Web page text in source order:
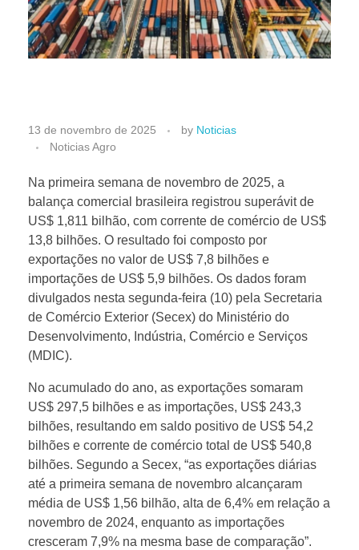
B
r
a
s
i
l
t
e
m
s
13 de novembro de 2025 by Noticias
Noticias Agro
Na primeira semana de novembro de 2025, a
balança comercial brasileira registrou superávit de
US$ 1,811 bilhão, com corrente de comércio de US$
13,8 bilhões. O resultado foi composto por
exportações no valor de US$ 7,8 bilhões e
importações de US$ 5,9 bilhões. Os dados foram
divulgados nesta segunda-feira (10) pela Secretaria
de Comércio Exterior (Secex) do Ministério do
Desenvolvimento, Indústria, Comércio e Serviços
(MDIC).
No acumulado do ano, as exportações somaram
US$ 297,5 bilhões e as importações, US$ 243,3
bilhões, resultando em saldo positivo de US$ 54,2
bilhões e corrente de comércio total de US$ 540,8
bilhões. Segundo a Secex, “as exportações diárias
até a primeira semana de novembro alcançaram
média de US$ 1,56 bilhão, alta de 6,4% em relação a
novembro de 2024, enquanto as importações
cresceram 7,9% na mesma base de comparação”.